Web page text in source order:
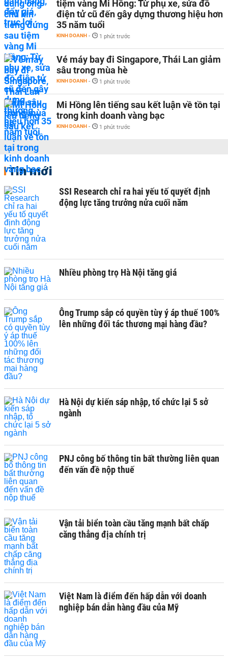
tiệm vàng Mi Hồng: Từ phụ xe, sửa đồ
điện tử cũ đến gây dựng thương hiệu hơn
35 năm tuổi
KINH DOANH - 1 phút trước
Vé máy bay đi Singapore, Thái Lan giảm
sâu trong mùa hè
KINH DOANH - 1 phút trước
Mi Hồng lên tiếng sau kết luận về tồn tại
trong kinh doanh vàng bạc
KINH DOANH - 1 phút trước
Tin mới
SSI Research chỉ ra hai yếu tố quyết định
động lực tăng trưởng nửa cuối năm
Nhiều phòng trọ Hà Nội tăng giá
Ông Trump sắp có quyền tùy ý áp thuế 100%
lên những đối tác thương mại hàng đầu?
Hà Nội dự kiến sáp nhập, tổ chức lại 5 sở
ngành
PNJ công bố thông tin bất thường liên quan
đến vấn đề nộp thuế
Vận tải biển toàn cầu tăng mạnh bất chấp
căng thẳng địa chính trị
Việt Nam là điểm đến hấp dẫn với doanh
nghiệp bán dẫn hàng đầu của Mỹ